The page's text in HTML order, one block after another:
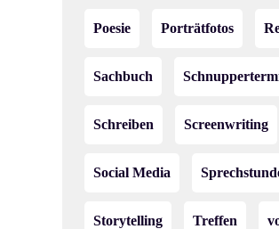
Poesie Porträtfotos
Sachbuch
Schreiben Screenwriting
Social Media
Storytelling Treffen